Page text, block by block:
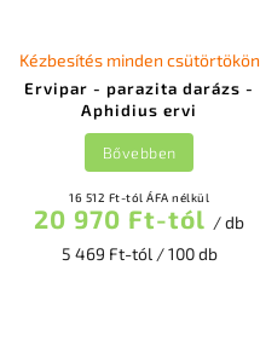
Ervipar - parazita darázs -
Aphidius ervi
Kézbesítés minden csütörtökön
16 512 Ft-tól ÁFA nélkül
20 970 Ft-tól / db
5 469 Ft-tól / 100 db
Bővebben